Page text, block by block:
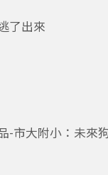
了出來
-市大附小：未來